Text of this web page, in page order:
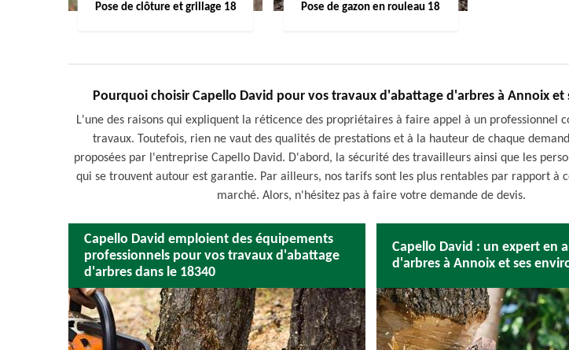
Pose de clôture et grillage 18 Pose de gazon en rouleau 18
Pourquoi choisir Capello David pour vos travaux d'abattage d'arbres à Annoix et
L'une des raisons qui expliquent la réticence des propriétaires à faire appel à un professionnel
travaux. Toutefois, rien ne vaut des qualités de prestations et à la hauteur de chaque
proposées par l'entreprise Capello David. D'abord, la sécurité des travailleurs ainsi que les
qui se trouvent autour est garantie. Par ailleurs, nos tarifs sont les plus rentables par rapport à
marché. Alors, n'hésitez pas à faire votre demande de devis.
Capello David emploient des équipements
professionnels pour vos travaux d'abattage
d'arbres dans le 18340
Capello David : un expert en
d'arbres à Annoix et ses